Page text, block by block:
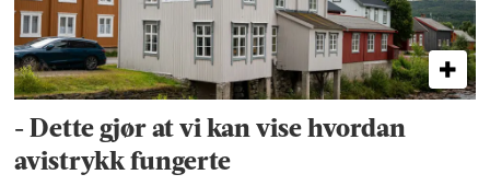
- Dette gjør at vi kan vise hvordan
avistrykk fungerte